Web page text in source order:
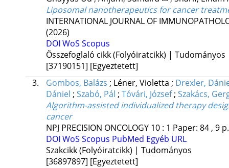
Liposomal nanotherapeutics for cancer
INTERNATIONAL JOURNAL OF
(2026)
DOI WoS Scopus
Összefoglaló cikk (Folyóiratcikk) | Tudományos
[37190151] [Egyeztetett]
3.
Gombos, Balázs ; Léner, Violetta ; Drexler,
Dániel ; Szabó, Pál ; Tóvári, József; Szakács,
Algorithm-assisted individualized therapy
cancer
NPJ PRECISION ONCOLOGY 10: 1 Paper: 84 , 9
DOI WoS Scopus PubMed Egyéb URL
Szakcikk (Folyóiratcikk) | Tudományos
[36897897] [Egyeztetett]